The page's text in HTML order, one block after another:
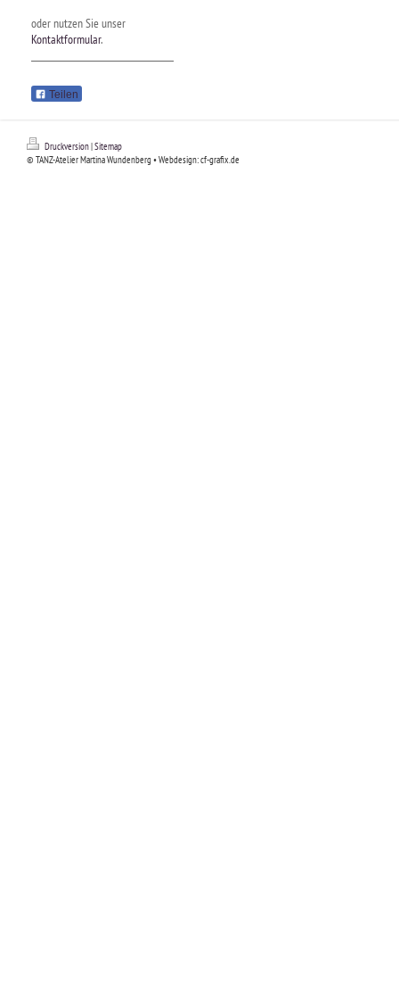
oder nutzen Sie unser
Kontaktformular.
Teilen
Druckversion|Sitemap
© TANZ-Atelier Martina Wundenberg • Webdesign: cf-grafix.de